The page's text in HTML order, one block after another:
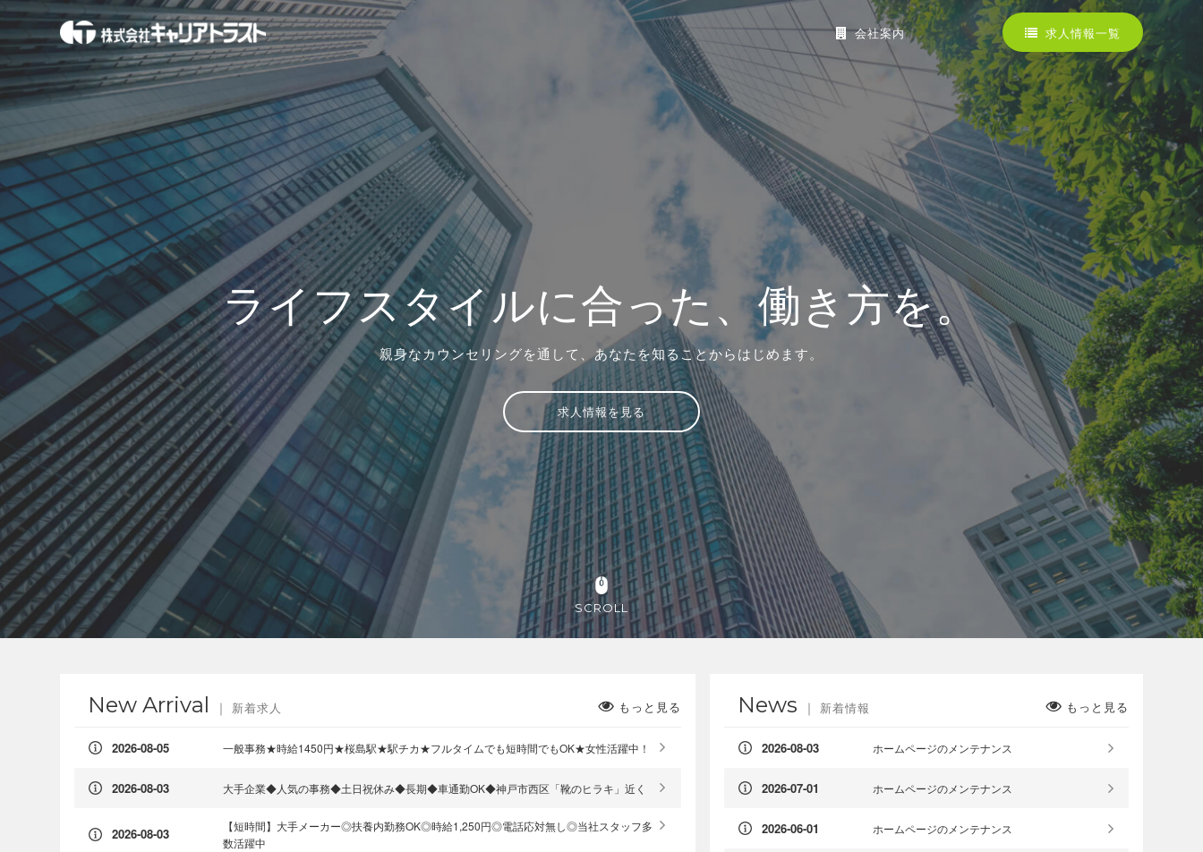
会社案内 求人情報一覧
ライフスタイルに合った、働き方を。
親身なカウンセリングを通して、あなたを知ることからはじめます。
求人情報を見る
SCROLL
New Arrival 新着求人 もっと見る
2026-08-05 一般事務★時給1450円★桜島駅★駅チカ★フルタイムでも短時間でもOK★女性活躍中！
2026-08-03 大手企業◆人気の事務◆土日祝休み◆長期◆車通勤OK◆神戸市西区「靴のヒラキ」近く
2026-08-03
【短時間】大手メーカー◎扶養内勤務OK◎時給1,250円◎電話応対無し◎当社スタッフ多
数活躍中
News 新着情報 もっと見る
2026-08-03 ホームページのメンテナンス
2026-07-01 ホームページのメンテナンス
2026-06-01 ホームページのメンテナンス